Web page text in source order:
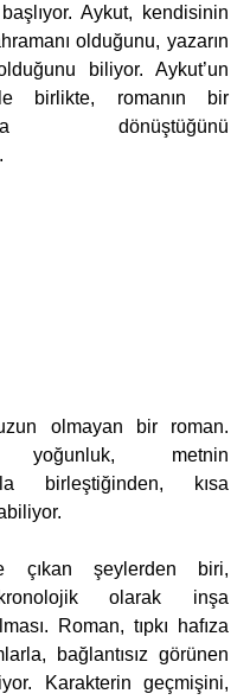
başlıyor. Aykut, kendisinin
olduğunu, yazarın
biliyor. Aykut’un
birlikte, romanın bir
dönüştüğünü
olmayan bir roman.
yoğunluk, metnin
birleştiğinden, kısa
çıkan şeylerden biri,
olarak inşa
Roman, tıpkı hafıza
bağlantısız görünen
Karakterin geçmişini,